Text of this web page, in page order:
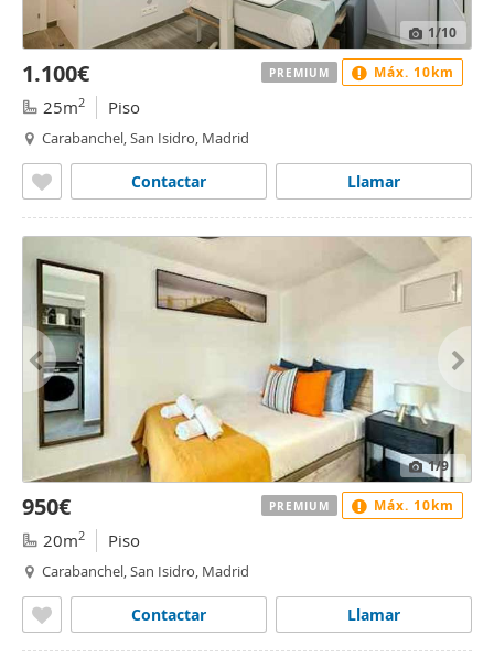
1/10
1.100€
25m2 Piso
Carabanchel, San Isidro, Madrid
Llamar
Contactar
PREMIUM Máx. 10km
1/9
950€
20m2 Piso
Carabanchel, San Isidro, Madrid
Llamar
Contactar
PREMIUM Máx. 10km